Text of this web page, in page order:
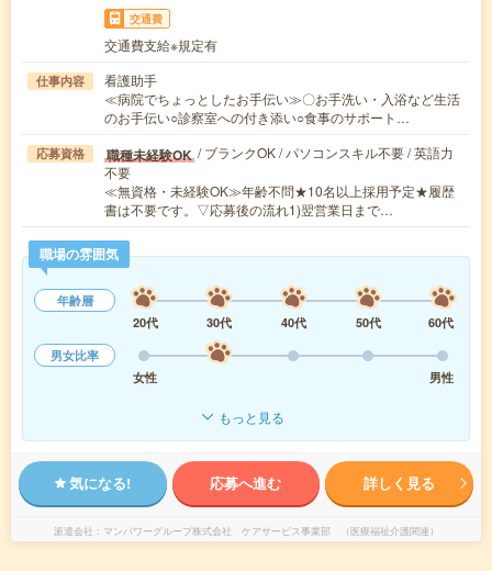
交通費
交通費支給※規定有
仕事内容
看護助手
≪病院でちょっとしたお手伝い≫〇お手洗い・入浴など生活
のお手伝い○診察室への付き添い○食事のサポート…
応募資格 職種未経験OK / ブランクOK / パソコンスキル不要 / 英語力
不要
≪無資格・未経験OK≫年齢不問★10名以上採用予定★履歴
書は不要です。▽応募後の流れ1)翌営業日まで…
職場の雰囲気
年齢層
20代
30代 40代 50代
60代
男女比率
女性
男性
もっと見る
気になる! 応募へ進む 詳しく見る
派遣会社 マンパワーグループ株式会社 ケアサービス事業部 （医療福祉介護関連）